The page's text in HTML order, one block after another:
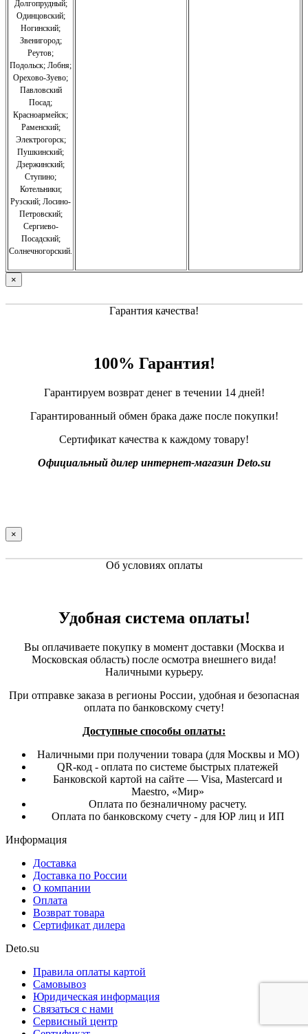
Долгопрудный;
Одинцовский;
Ногинский;
Звенигород;
Реутов;
Подольск; Лобня;
Орехово-Зуево;
Павловский
Посад;
Красноармейск;
Раменский;
Электрогорск;
Пушкинский;
Дзержинский;
Ступино;
Котельники;
Рузский; Лосино-
Петровский;
Сергиево-
Посадский;
Солнечногорский.
×
Гарантия качества!
100% Гарантия!
Гарантируем возврат денег в течении 14 дней!
Гарантированный обмен брака даже после покупки!
Сертификат качества к каждому товару!
Официальный дилер интернет-магазин Deto.su
×
Об условиях оплаты
Удобная система оплаты!
Вы оплачиваете покупку в момент доставки (Москва и
Московская область) после осмотра внешнего вида!
Наличными курьеру.
При отправке заказа в регионы России, удобная и безопасная
оплата по банковскому счету!
Доступные способы оплаты:
Наличными при получении товара (для Москвы и МО)
QR-код - оплата по системе быстрых платежей
Банковской картой на сайте — Visa, Mastercard и
Maestro, «Мир»
Оплата по безналичному расчету.
Оплата по банковскому счету - для ЮР лиц и ИП
Информация
Доставка
Доставка по России
О компании
Оплата
Возврат товара
Сертификат дилера
Deto.su
Правила оплаты картой
Самовывоз
Юридическая информация
Связаться с нами
Сервисный центр